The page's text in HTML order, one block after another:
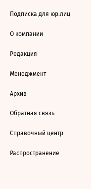
Подписка для юр.лиц
О компании
Редакция
Менеджмент
Архив
Обратная связь
Справочный центр
Распространение